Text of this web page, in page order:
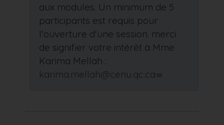
aux modules. Un minimum de 5
participants est requis pour
l'ouverture d'une session. merci
de signifier votre intérêt à Mme
Karima Mellah :
karima.mellah@ceriu.qc.ca